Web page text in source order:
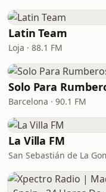
Latin Team
Loja · 88.1 FM
Solo Para
Barcelona · 90.1 FM
La Villa FM